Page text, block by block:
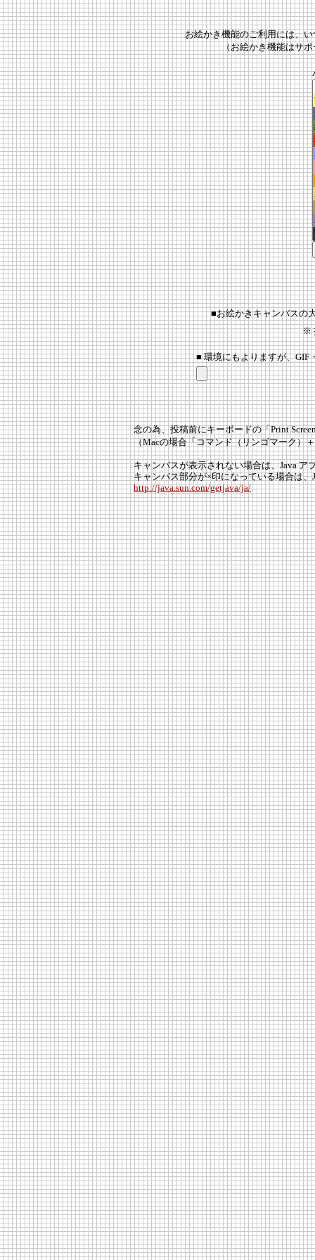
お絵かき機能のご利用には、
（お絵かき機能はサ
■お絵かきキャンバスの
※
■ 環境にもよりますが、GIF
念の為、投稿前にキーボードの「Print
（Macの場合「コマンド（リンゴマーク）
キャンバスが表示されない場合は、Java
キャンバス部分が×印になっている場合は
http://java.sun.com/getjava/ja/